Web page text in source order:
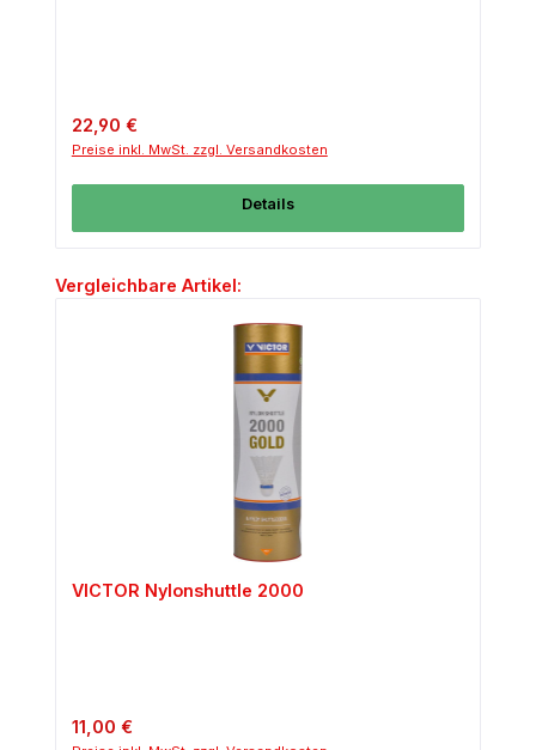
Regulärer Preis:
22,90 €
Preise inkl. MwSt. zzgl. Versandkosten
Details
Produktgalerie überspringen
Vergleichbare Artikel:
VICTOR Nylonshuttle 2000
Regulärer Preis:
11,00 €